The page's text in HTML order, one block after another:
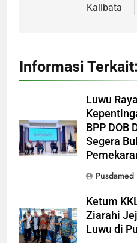
Kalibata
Informasi Terkait:
Luwu
BPP DOB
Segera
Pusdamed
Ketum
Ziarahi
Luwu di